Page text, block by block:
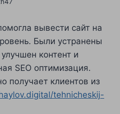
вывести сайт на
Были устранены
контент и
SEO оптимизация.
получает клиентов из
tehnicheskij-